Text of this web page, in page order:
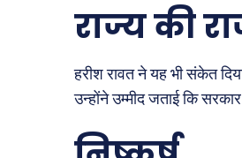
राज्य की
हरीश रावत ने यह भी संकेत
उन्होंने उम्मीद जताई कि